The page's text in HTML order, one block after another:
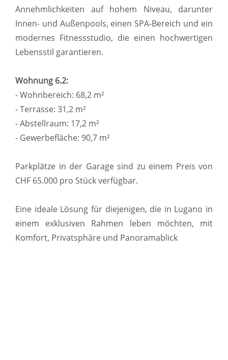
Annehmlichkeiten auf hohem Niveau, darunter
Innen- und Außenpools, einen SPA-Bereich und ein
modernes Fitnessstudio, die einen hochwertigen
Lebensstil garantieren.
Wohnung 6.2:
- Wohnbereich: 68,2 m²
- Terrasse: 31,2 m²
- Abstellraum: 17,2 m²
- Gewerbefläche: 90,7 m²
Parkplätze in der Garage sind zu einem Preis von
CHF 65.000 pro Stück verfügbar.
Eine ideale Lösung für diejenigen, die in Lugano in
einem exklusiven Rahmen leben möchten, mit
Komfort, Privatsphäre und Panoramablick